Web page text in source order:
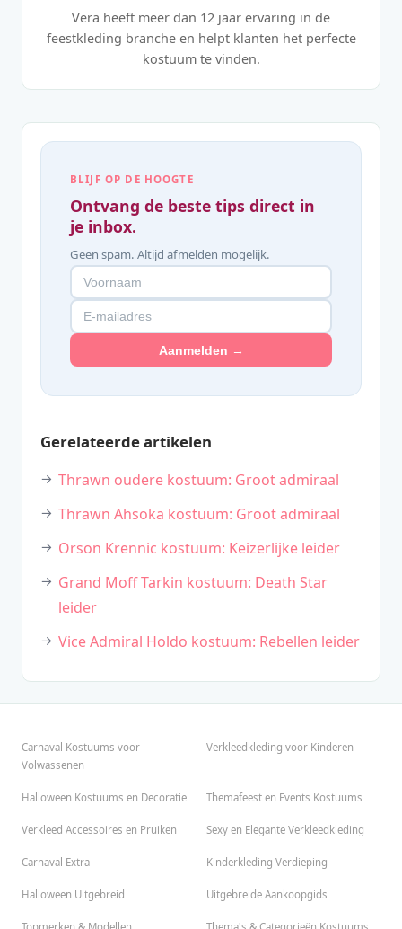
Vera heeft meer dan 12 jaar ervaring in de
feestkleding branche en helpt klanten het perfecte
kostuum te vinden.
BLIJF OP DE HOOGTE
Ontvang de beste tips direct in
je inbox.
Geen spam. Altijd afmelden mogelijk.
Aanmelden →
Gerelateerde artikelen
Thrawn oudere kostuum: Groot admiraal
Thrawn Ahsoka kostuum: Groot admiraal
Orson Krennic kostuum: Keizerlijke leider
Grand Moff Tarkin kostuum: Death Star
leider
Vice Admiral Holdo kostuum: Rebellen leider
Carnaval Kostuums voor
Volwassenen
Verkleedkleding voor Kinderen
Halloween Kostuums en Decoratie Themafeest en Events Kostuums
Verkleed Accessoires en Pruiken Sexy en Elegante Verkleedkleding
Carnaval Extra Kinderkleding Verdieping
Halloween Uitgebreid Uitgebreide Aankoopgids